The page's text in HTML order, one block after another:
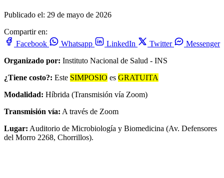
Publicado el: 29 de mayo de 2026
Compartir en:
Facebook
Whatsapp LinkedIn Twitter
Messenger
Organizado por: Instituto Nacional de Salud - INS
¿Tiene costo?: Este SIMPOSIO es GRATUITA
Modalidad: Híbrida (Transmisión vía Zoom)
Transmisión vía: A través de Zoom
Lugar: Auditorio de Microbiología y Biomedicina (Av. Defensores
del Morro 2268, Chorrillos).